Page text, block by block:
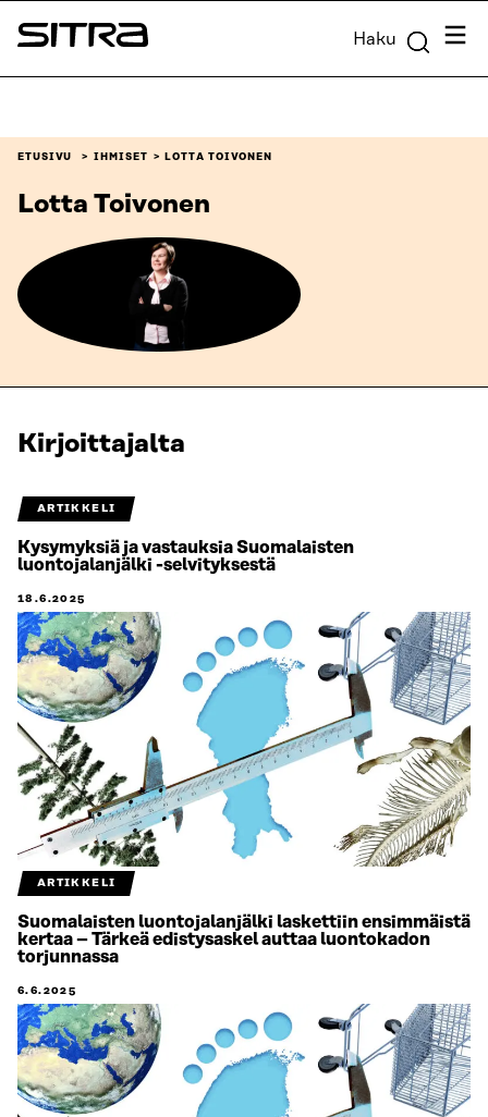
Siirry
suoraan
Sitra Haku
ETUSIVU IHMISET LOTTA TOIVONEN
Lotta Toivonen
Kirjoittajalta
ARTIKKELI
Kysymyksiä ja vastauksia Suomalaisten
luontojalanjälki -selvityksestä
18.6.2025
ARTIKKELI
Suomalaisten luontojalanjälki laskettiin ensimmäistä
kertaa – Tärkeä edistysaskel auttaa luontokadon
torjunnassa
6.6.2025